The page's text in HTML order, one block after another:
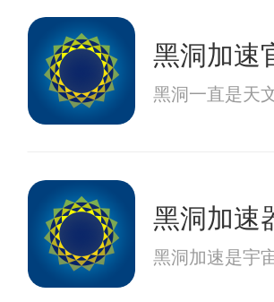
黑洞加速
黑洞一直是天
黑洞加速
黑洞加速是宇